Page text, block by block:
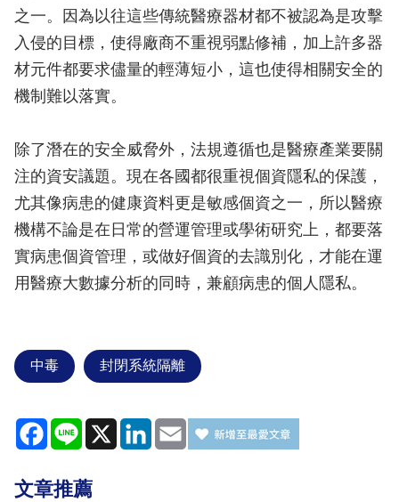
之一。因為以往這些傳統醫療器材都不被認為是攻擊
入侵的目標，使得廠商不重視弱點修補，加上許多器
材元件都要求儘量的輕薄短小，這也使得相關安全的
機制難以落實。
除了潛在的安全威脅外，法規遵循也是醫療產業要關
注的資安議題。現在各國都很重視個資隱私的保護，
尤其像病患的健康資料更是敏感個資之一，所以醫療
機構不論是在日常的營運管理或學術研究上，都要落
實病患個資管理，或做好個資的去識別化，才能在運
用醫療大數據分析的同時，兼顧病患的個人隱私。
中毒 封閉系統隔離
Facebook
Line X LinkedIn
Email
文章推薦